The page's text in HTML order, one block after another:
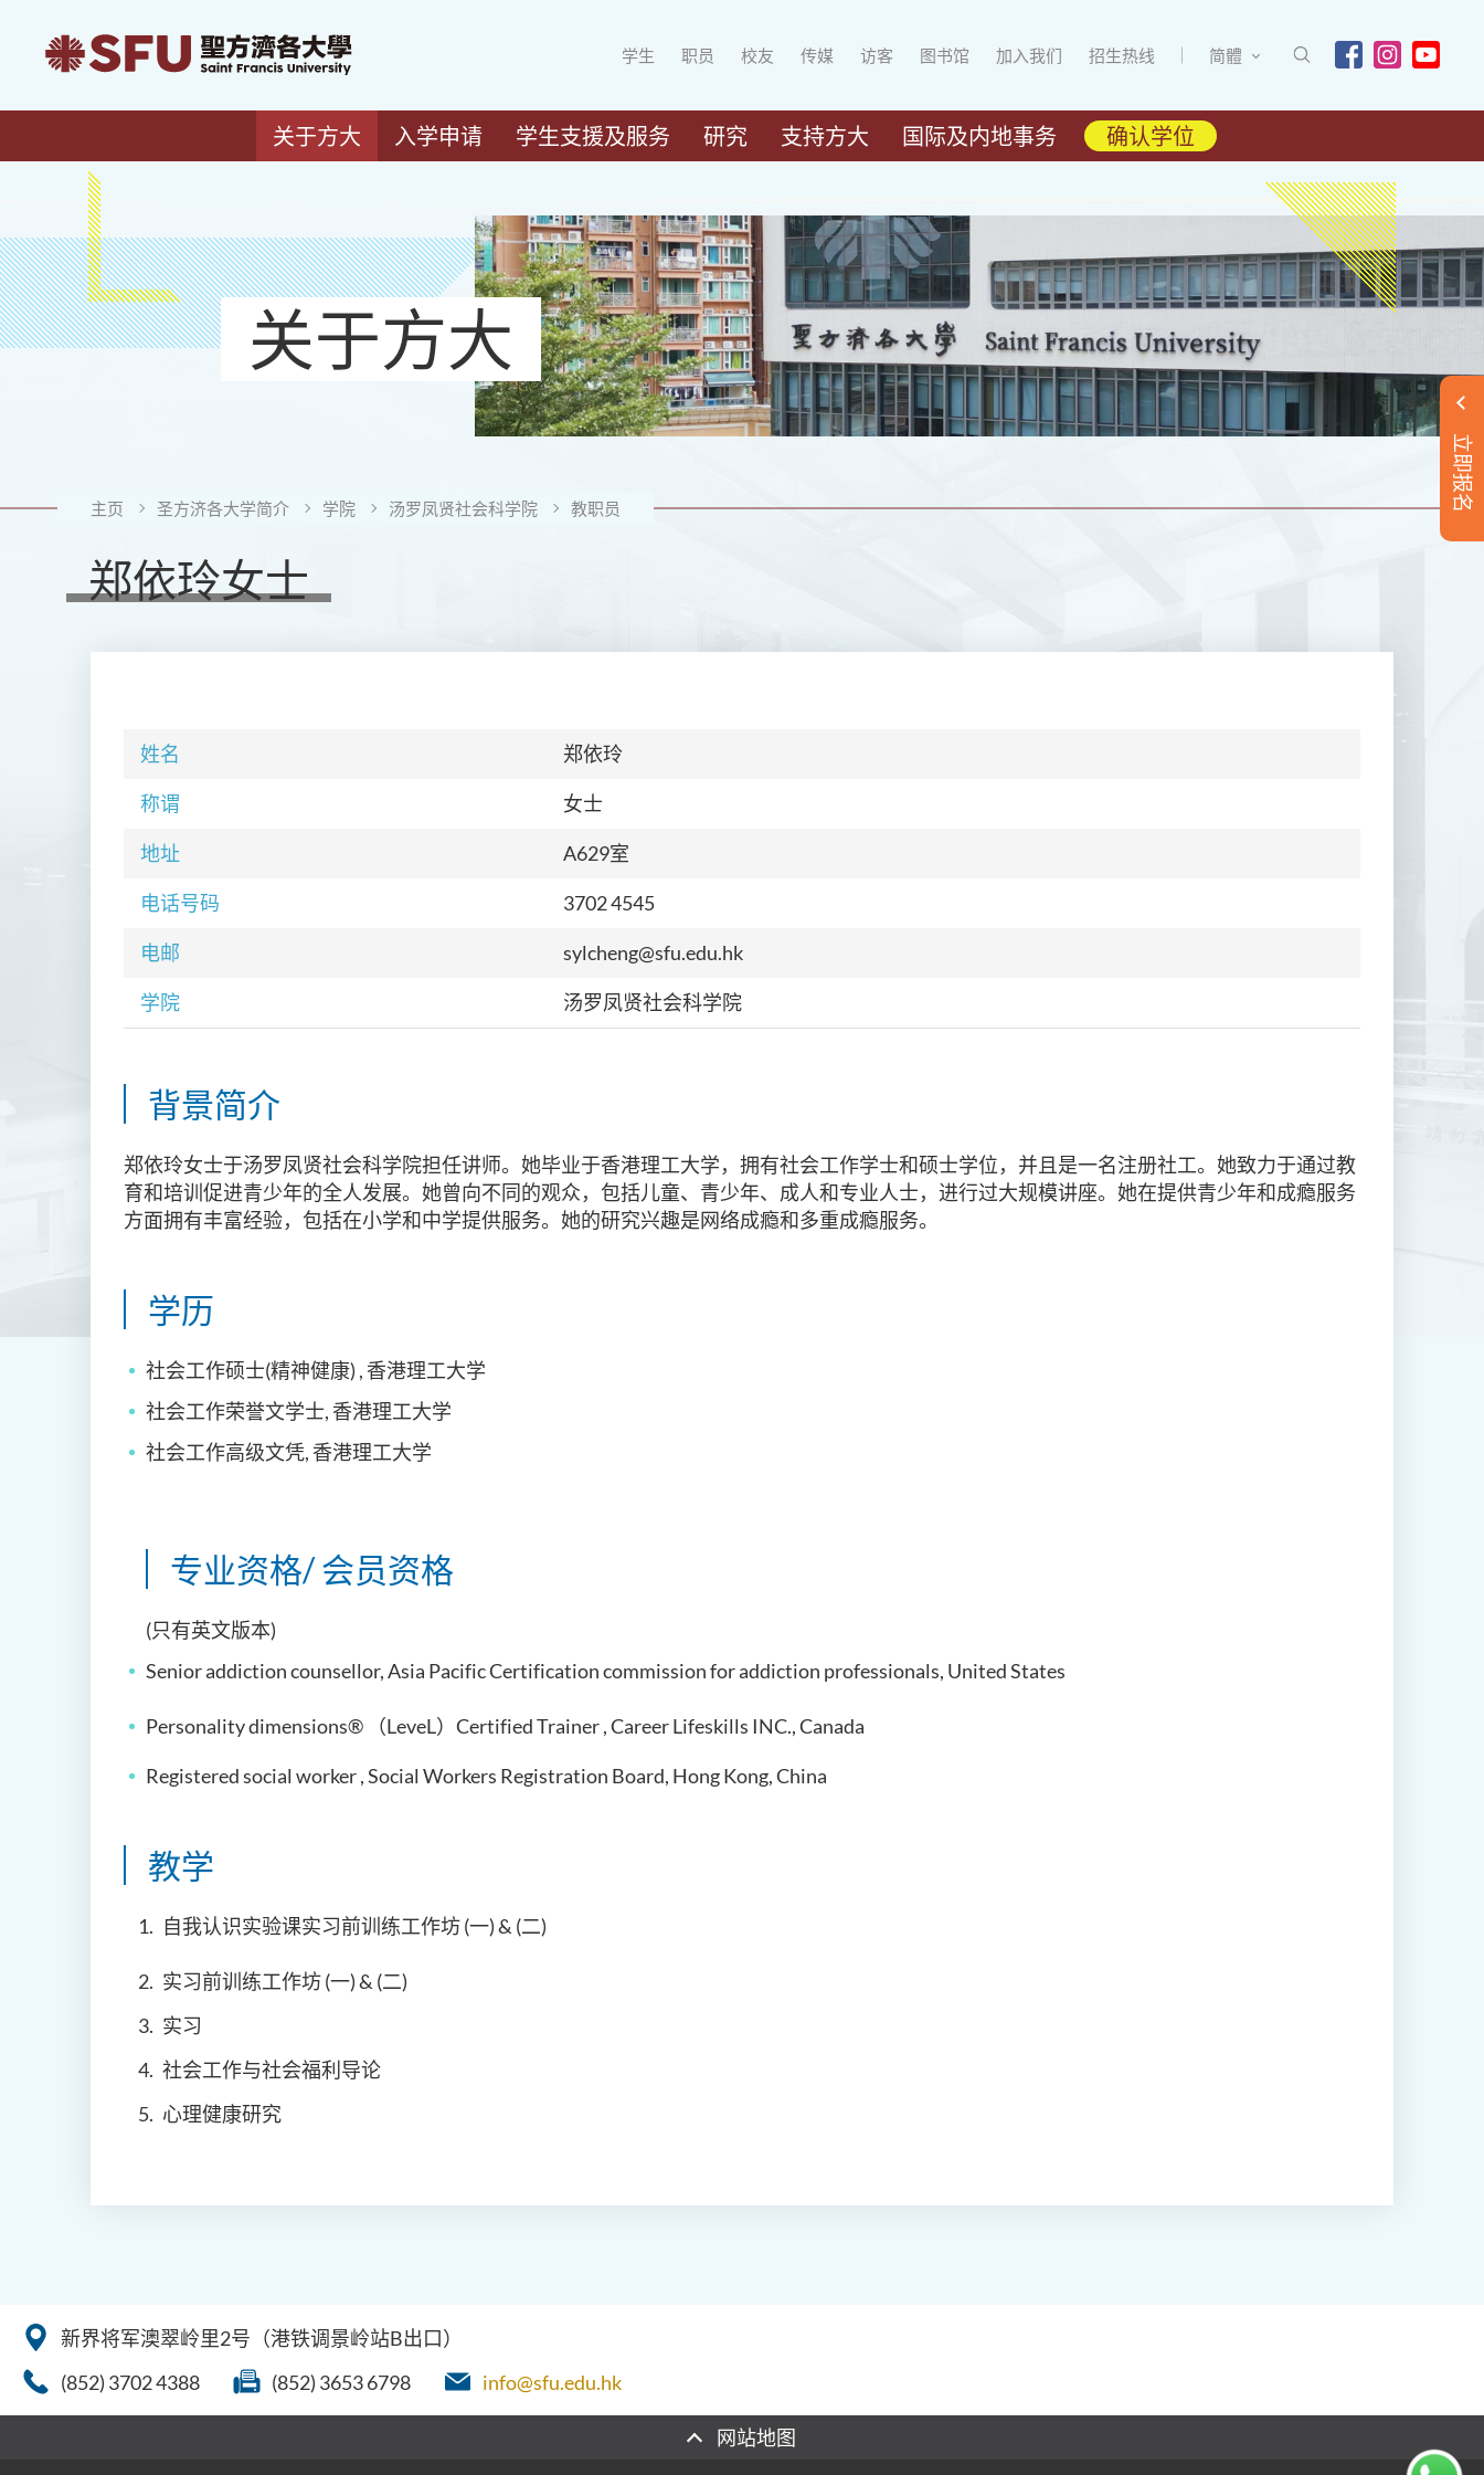
学生 职员 校友 传媒 访客 图书馆 加入我们 招生热线 简體
关于方大 入学申请 学生支援及服务 研究 支持方大 国际及内地事务 确认学位
立即报名
关于方大
主页 圣方济各大学简介 学院 汤罗凤贤社会科学院 教职员
郑依玲女士
姓名 郑依玲
称谓 女士
地址 A629室
电话号码 3702 4545
电邮 sylcheng@sfu.edu.hk
学院 汤罗凤贤社会科学院
背景简介
郑依玲女士于汤罗凤贤社会科学院担任讲师。她毕业于香港理工大学，拥有社会工作学士和硕士学位，并且是一名注册社工。她致力于通过教
育和培训促进青少年的全人发展。她曾向不同的观众，包括儿童、青少年、成人和专业人士，进行过大规模讲座。她在提供青少年和成瘾服务
方面拥有丰富经验，包括在小学和中学提供服务。她的研究兴趣是网络成瘾和多重成瘾服务。
学历
社会工作硕士(精神健康) , 香港理工大学
社会工作荣誉文学士, 香港理工大学
社会工作高级文凭, 香港理工大学
专业资格/ 会员资格
(只有英文版本)
Senior addiction counsellor,Asia Pacific Certification commission for addiction professionals, United States
Personality dimensions® （LeveL） Certified Trainer , Career Lifeskills INC., Canada
Registered social worker ,Social Workers Registration Board, Hong Kong, China
教学
自我认识实验课实习前训练工作坊 (一) & (二)
实习前训练工作坊 (一) & (二)
实习
社会工作与社会福利导论
心理健康研究
新界将军澳翠岭里2号（港铁调景岭站B出口）
(852) 3702 4388
(852) 3653 6798 info@sfu.edu.hk
网站地图